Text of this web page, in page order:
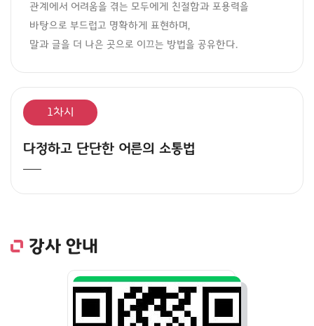
관계에서 어려움을 겪는 모두에게 친절함과 포용력을
바탕으로 부드럽고 명확하게 표현하며,
말과 글을 더 나은 곳으로 이끄는 방법을 공유한다.
1차시
다정하고 단단한 어른의 소통법
강사 안내